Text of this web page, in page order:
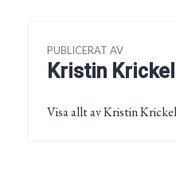
PUBLICERAT AV
Kristin
Visa allt av Kristin